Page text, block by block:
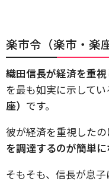
楽市令（楽市・楽
織田信長が経済を重
を最も如実に示して
座） です。
彼が経済を重視した
を調達するのが簡単
そもそも、信長が息